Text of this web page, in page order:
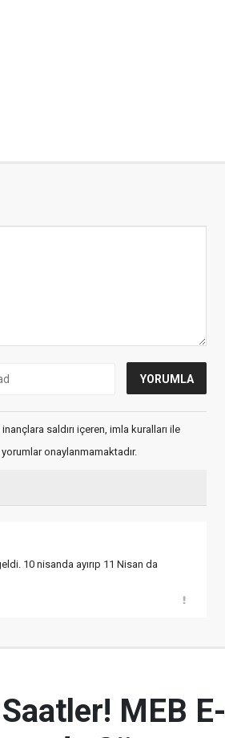
saldırı içeren, imla kuralları ile
onaylanmamaktadır.
10 nisanda ayırıp 11 Nisan da
MEB E-